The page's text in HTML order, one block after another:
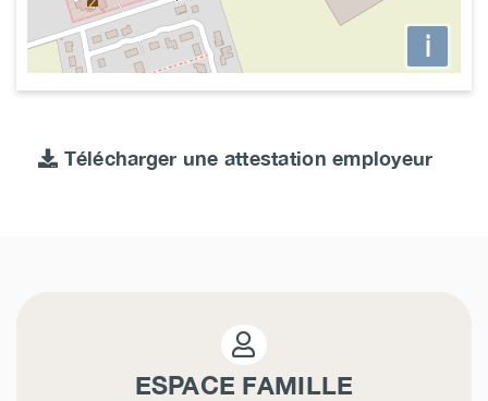
i
Télécharger une attestation employeur
ESPACE FAMILLE